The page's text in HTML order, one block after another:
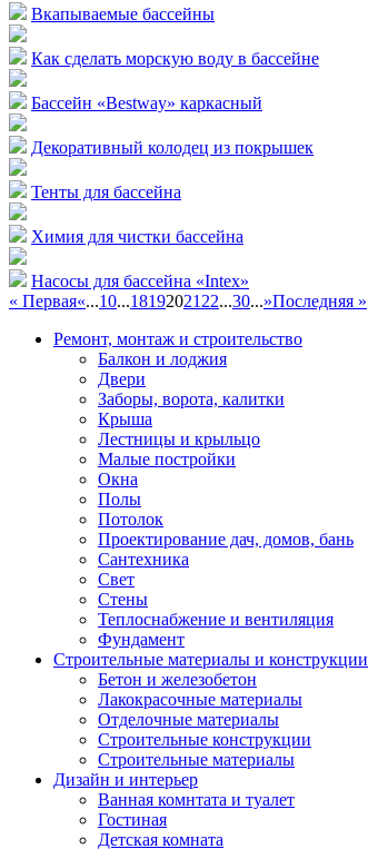
Вкапываемые бассейны
Как сделать морскую воду в бассейне
Бассейн «Bestway» каркасный
Декоративный колодец из покрышек
Тенты для бассейна
Химия для чистки бассейна
Насосы для бассейна «Intex»
« Первая«...10...18192021 22...30...»Последняя »
Ремонт, монтаж и строительство
Балкон и лоджия
Двери
Заборы, ворота, калитки
Крыша
Лестницы и крыльцо
Малые постройки
Окна
Полы
Потолок
Проектирование дач, домов, бань
Сантехника
Свет
Стены
Теплоснабжение и вентиляция
Фундамент
Строительные материалы и конструкции
Бетон и железобетон
Лакокрасочные материалы
Отделочные материалы
Строительные конструкции
Строительные материалы
Дизайн и интерьер
Ванная комнтата и туалет
Гостиная
Детская комната